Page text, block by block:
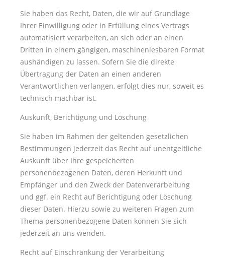
Sie haben das Recht, Daten, die wir auf Grundlage
Ihrer Einwilligung oder in Erfüllung eines Vertrags
automatisiert verarbeiten, an sich oder an einen
Dritten in einem gängigen, maschinenlesbaren Format
aushändigen zu lassen. Sofern Sie die direkte
Übertragung der Daten an einen anderen
Verantwortlichen verlangen, erfolgt dies nur, soweit es
technisch machbar ist.
Auskunft, Berichtigung und Löschung
Sie haben im Rahmen der geltenden gesetzlichen
Bestimmungen jederzeit das Recht auf unentgeltliche
Auskunft über Ihre gespeicherten
personenbezogenen Daten, deren Herkunft und
Empfänger und den Zweck der Datenverarbeitung
und ggf. ein Recht auf Berichtigung oder Löschung
dieser Daten. Hierzu sowie zu weiteren Fragen zum
Thema personenbezogene Daten können Sie sich
jederzeit an uns wenden.
Recht auf Einschränkung der Verarbeitung